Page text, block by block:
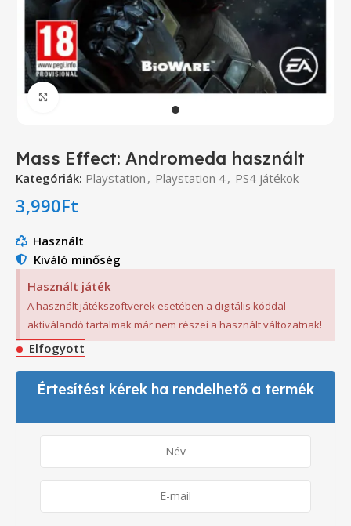
Click to enlarge
Mass Effect: Andromeda használt
Kategóriák: Playstation , Playstation 4, PS4 játékok
3,990Ft
Használt
Kiváló minőség
Használt játék
A használt játékszoftverek esetében a digitális kóddal
aktiválandó tartalmak már nem részei a használt változatnak!
Elfogyott
Értesítést kérek ha rendelhető a termék